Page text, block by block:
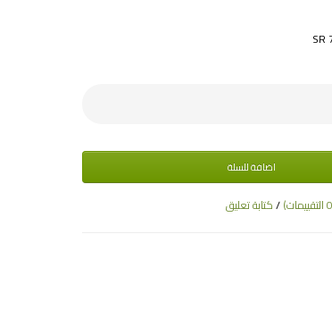
اضافة للسلة
/كتابة تعليق